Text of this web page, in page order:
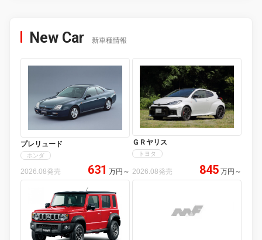
New Car 新車種情報
プレリュード
ホンダ
2026.08発売 631 万円 ～
ＧＲヤリス
トヨタ
2026.08発売 845 万円 ～